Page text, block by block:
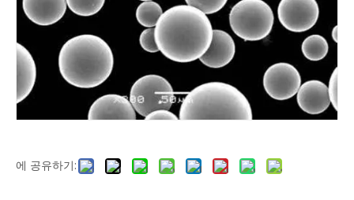
에 공유하기: